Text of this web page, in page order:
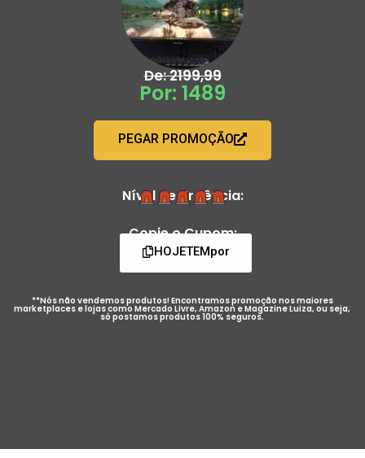
De: 2199,99
Por: 1489
PEGAR PROMOÇÃO
Nível de Urgência:
Copie o Cupom:
HOJETEMpor
**Nós não vendemos produtos! Encontramos promoção nos maiores
marketplaces e lojas como Mercado Livre, Amazon e Magazine Luiza, ou seja,
só postamos produtos 100% seguros.